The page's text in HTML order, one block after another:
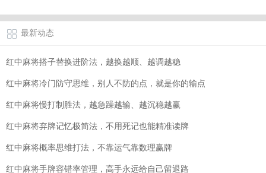
最新动态
红中麻将搭子替换进阶法，越换越顺、越调越稳
红中麻将冷门防守思维，别人不防的点，就是你的输点
红中麻将慢打制胜法，越急躁越输、越沉稳越赢
红中麻将弃牌记忆极简法，不用死记也能精准读牌
红中麻将概率思维打法，不靠运气靠数理赢牌
红中麻将手牌容错率管理，高手永远给自己留退路